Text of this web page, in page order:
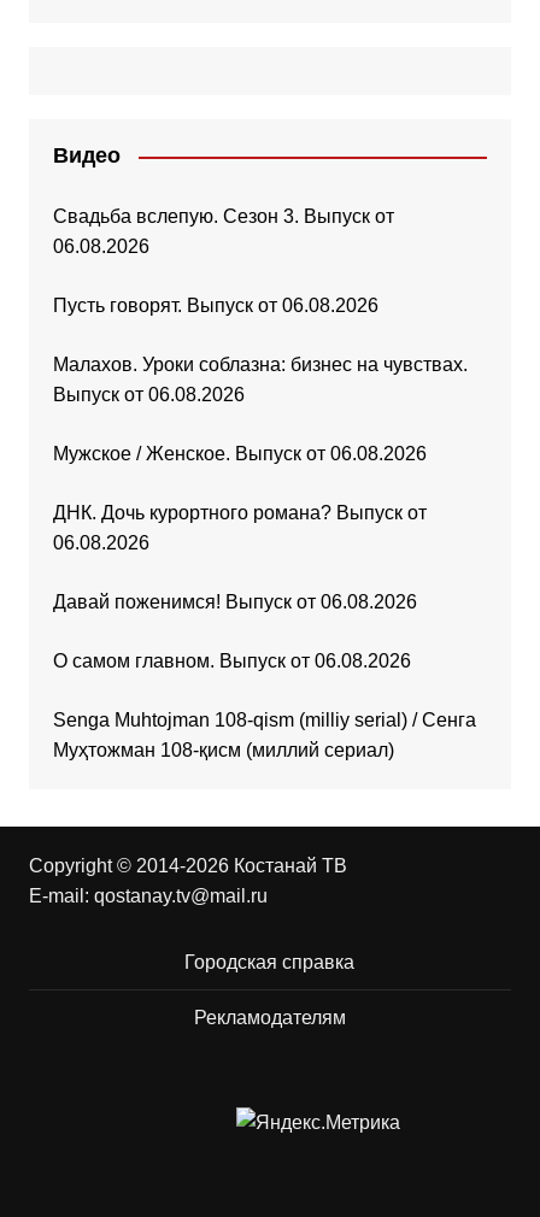
Видео
Свадьба вслепую. Сезон 3. Выпуск от
06.08.2026
Пусть говорят. Выпуск от 06.08.2026
Малахов. Уроки соблазна: бизнес на чувствах.
Выпуск от 06.08.2026
Мужское / Женское. Выпуск от 06.08.2026
ДНК. Дочь курортного романа? Выпуск от
06.08.2026
Давай поженимся! Выпуск от 06.08.2026
О самом главном. Выпуск от 06.08.2026
Senga Muhtojman 108-qism (milliy serial) / Сенга
Муҳтожман 108-қисм (миллий сериал)
Copyright © 2014-2026 Костанай ТВ
E-mail: qostanay.tv@mail.ru
Городская справка
Рекламодателям